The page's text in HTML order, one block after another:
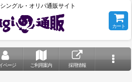
ングル・オリパ通販サイト
カート
ページ ご利用案内 採用情報